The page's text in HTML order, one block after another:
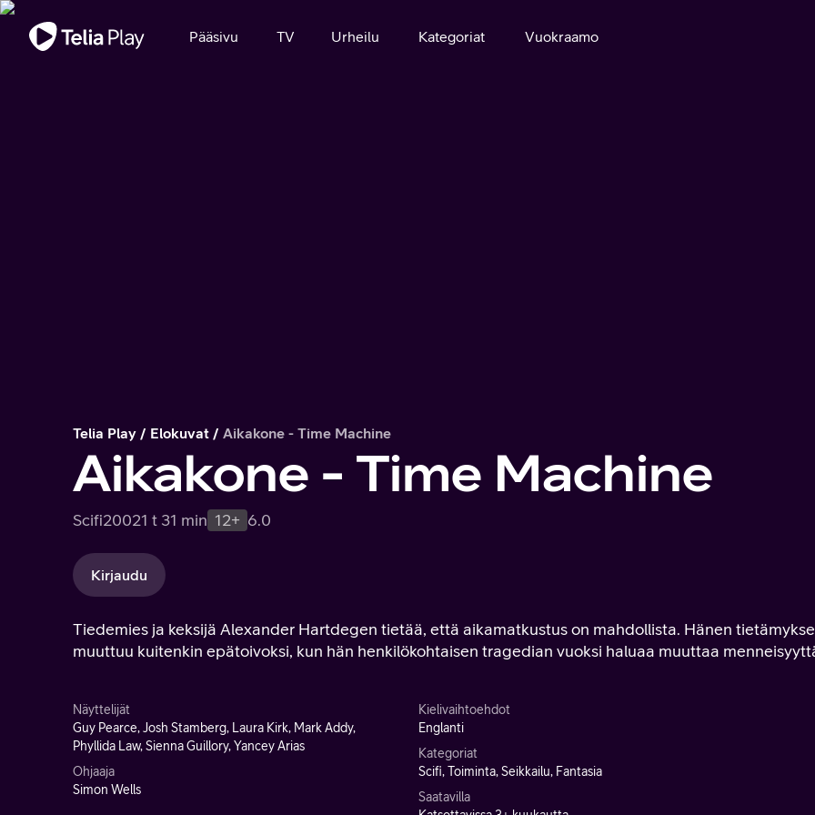
Tärkeä viesti
Pääsivu TV Urheilu Kategoriat Vuokraamo
Telia Play Elokuvat Aikakone - Time Machine
Aikakone - Time Machine
Scifi20021 t 31 min 12+ 6.0
Kirjaudu
Tiedemies ja keksijä Alexander Hartdegen tietää, että aikamatkustus on mahdollista. Hänen
muuttuu kuitenkin epätoivoksi, kun hän henkilökohtaisen tragedian vuoksi haluaa muuttaa
Näyttelijät
Guy Pearce, Josh Stamberg, Laura Kirk, Mark Addy,
Phyllida Law, Sienna Guillory, Yancey Arias
Ohjaaja
Simon Wells
Kielivaihtoehdot
Englanti
Kategoriat
Scifi, Toiminta, Seikkailu, Fantasia
Saatavilla